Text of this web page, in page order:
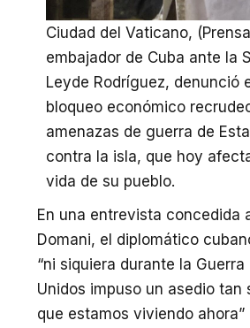
Ciudad del Vaticano,
embajador de Cuba ante la
Leyde Rodríguez, denunció
bloqueo económico
amenazas de guerra de
contra la isla, que hoy
vida de su pueblo.
En una entrevista concedida
Domani, el diplomático
“ni siquiera durante la Guerra
Unidos impuso un asedio tan
que estamos viviendo